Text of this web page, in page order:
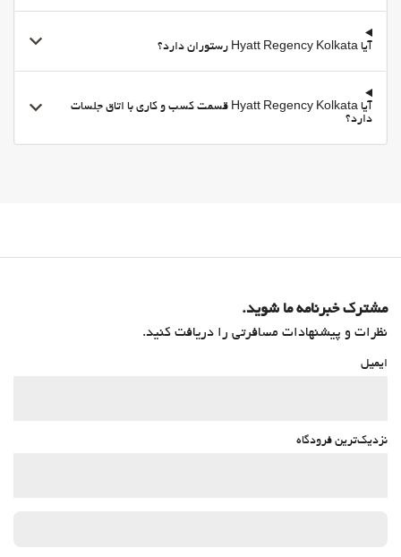
فروشگاه‌ها
بهداشت و سلامتی
Pool Bar
آیا Hyatt Regency Kolkata رستوران دارد؟
آیا Hyatt Regency Kolkata قسمت کسب و کاری با اتاق جلسات
دارد؟
مشترک خبرنامه ما شوید.
نظرات و پیشنهادات مسافرتی را دریافت کنید.
ایمیل
نزدیک‌ترین فرودگاه